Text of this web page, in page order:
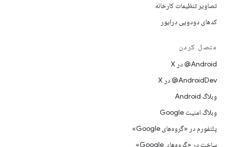
تصاویر تنظیمات کارخانه
کدهای دودویی درایور
متصل کردن
‫‎@Android در X
‫‎@AndroidDev در X
وبلاگ Android
وبلاگ امنیت Google
پلتفورم در «گروه‌های Google»
ساخت در «گروه‌های Google»